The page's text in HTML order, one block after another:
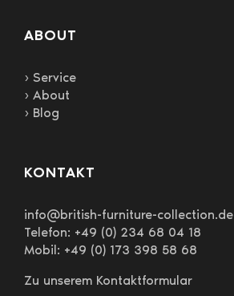
ABOUT
› Service
› About
› Blog
KONTAKT
info@british-furniture-collection.de
Telefon: +49 (0) 234 68 04 18
Mobil: +49 (0) 173 398 58 68
Zu unserem Kontaktformular